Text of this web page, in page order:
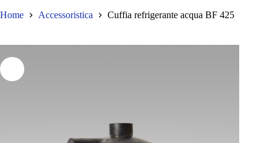
Home Accessoristica Cuffia refrigerante acqua BF 425